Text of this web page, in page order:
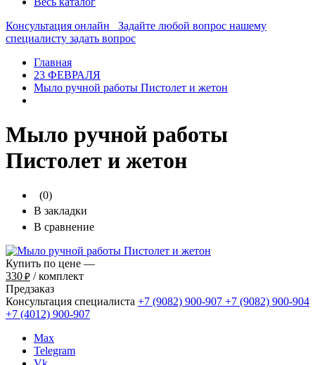
Консультация онлайн
Задайте любой вопрос нашему
специалисту задать вопрос
Главная
23 ФЕВРАЛЯ
Мыло ручной работы Пистолет и жетон
Мыло ручной работы
Пистолет и жетон
(0)
В закладки
В сравнение
Купить по цене —
330 ₽ / комплект
Предзаказ
Консультация специалиста +7 (9082) 900-907 +7 (9082) 900-904
+7 (4012) 900-907
Max
Telegram